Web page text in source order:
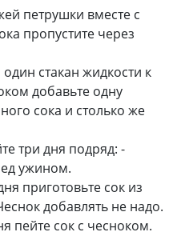
петрушки вместе с
пропустите через
стакан жидкости к
добавьте одну
сока и столько же
три дня подряд: -
ужином.
приготовьте сок из
добавлять не надо.
пейте сок с чесноком.